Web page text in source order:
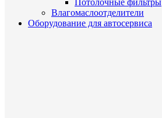
Потолочные фильтры
Влагомаслоотделители
Оборудование для автосервиса